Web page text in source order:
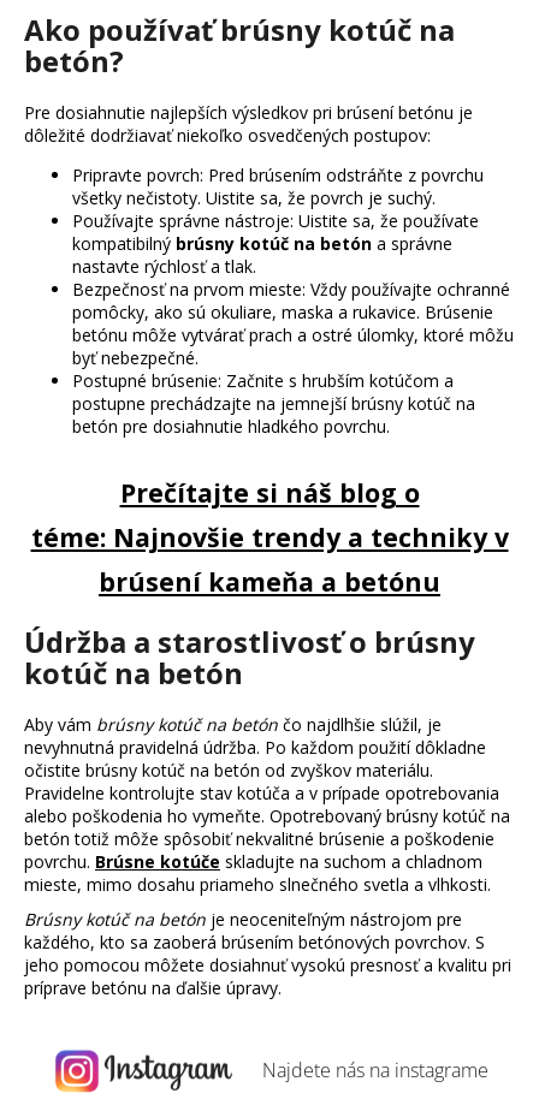
Ako používať brúsny kotúč na
betón?
Pre dosiahnutie najlepších výsledkov pri brúsení betónu je
dôležité dodržiavať niekoľko osvedčených postupov:
Pripravte povrch: Pred brúsením odstráňte z povrchu
všetky nečistoty. Uistite sa, že povrch je suchý.
Používajte správne nástroje: Uistite sa, že používate
kompatibilný brúsny kotúč na betón a správne
nastavte rýchlosť a tlak.
Bezpečnosť na prvom mieste: Vždy používajte ochranné
pomôcky, ako sú okuliare, maska a rukavice. Brúsenie
betónu môže vytvárať prach a ostré úlomky, ktoré môžu
byť nebezpečné.
Postupné brúsenie: Začnite s hrubším kotúčom a
postupne prechádzajte na jemnejší brúsny kotúč na
betón pre dosiahnutie hladkého povrchu.
Prečítajte si náš blog o
téme: Najnovšie trendy a techniky v
brúsení kameňa a betónu
Údržba a starostlivosť o brúsny
kotúč na betón
Aby vám brúsny kotúč na betón čo najdlhšie slúžil, je
nevyhnutná pravidelná údržba. Po každom použití dôkladne
očistite brúsny kotúč na betón od zvyškov materiálu.
Pravidelne kontrolujte stav kotúča a v prípade opotrebovania
alebo poškodenia ho vymeňte. Opotrebovaný brúsny kotúč na
betón totiž môže spôsobiť nekvalitné brúsenie a poškodenie
povrchu. Brúsne kotúče skladujte na suchom a chladnom
mieste, mimo dosahu priameho slnečného svetla a vlhkosti.
Brúsny kotúč na betón je neoceniteľným nástrojom pre
každého, kto sa zaoberá brúsením betónových povrchov. S
jeho pomocou môžete dosiahnuť vysokú presnosť a kvalitu pri
príprave betónu na ďalšie úpravy.
Najdete nás na instagrame